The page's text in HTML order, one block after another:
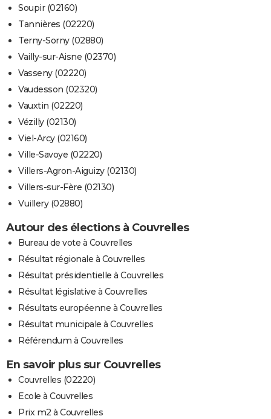
Soupir (02160)
Tannières (02220)
Terny-Sorny (02880)
Vailly-sur-Aisne (02370)
Vasseny (02220)
Vaudesson (02320)
Vauxtin (02220)
Vézilly (02130)
Viel-Arcy (02160)
Ville-Savoye (02220)
Villers-Agron-Aiguizy (02130)
Villers-sur-Fère (02130)
Vuillery (02880)
Autour des élections à Couvrelles
Bureau de vote à Couvrelles
Résultat régionale à Couvrelles
Résultat présidentielle à Couvrelles
Résultat législative à Couvrelles
Résultats européenne à Couvrelles
Résultat municipale à Couvrelles
Référendum à Couvrelles
En savoir plus sur Couvrelles
Couvrelles (02220)
Ecole à Couvrelles
Prix m2 à Couvrelles